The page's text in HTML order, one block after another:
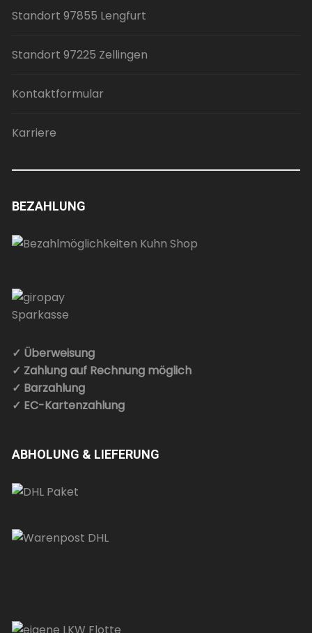
Standort 97855 Lengfurt
Standort 97225 Zellingen
Kontaktformular
Karriere
BEZAHLUNG
✓ Überweisung
✓ Zahlung auf Rechnung möglich
✓ Barzahlung
✓ EC-Kartenzahlung
ABHOLUNG & LIEFERUNG